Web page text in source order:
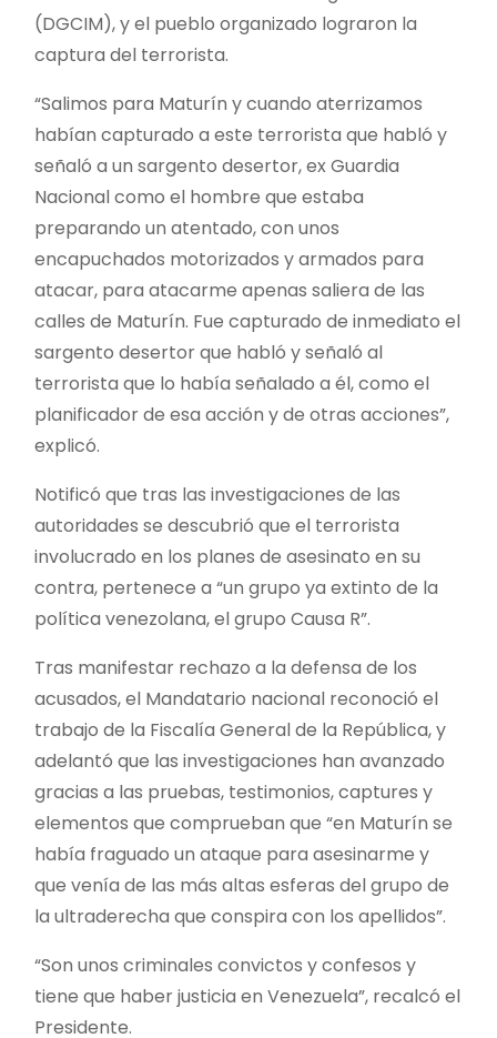
(DGCIM), y el pueblo organizado lograron la
captura del terrorista.
“Salimos para Maturín y cuando aterrizamos
habían capturado a este terrorista que habló y
señaló a un sargento desertor, ex Guardia
Nacional como el hombre que estaba
preparando un atentado, con unos
encapuchados motorizados y armados para
atacar, para atacarme apenas saliera de las
calles de Maturín. Fue capturado de inmediato el
sargento desertor que habló y señaló al
terrorista que lo había señalado a él, como el
planificador de esa acción y de otras acciones”,
explicó.
Notificó que tras las investigaciones de las
autoridades se descubrió que el terrorista
involucrado en los planes de asesinato en su
contra, pertenece a “un grupo ya extinto de la
política venezolana, el grupo Causa R”.
Tras manifestar rechazo a la defensa de los
acusados, el Mandatario nacional reconoció el
trabajo de la Fiscalía General de la República, y
adelantó que las investigaciones han avanzado
gracias a las pruebas, testimonios, captures y
elementos que comprueban que “en Maturín se
había fraguado un ataque para asesinarme y
que venía de las más altas esferas del grupo de
la ultraderecha que conspira con los apellidos”.
“Son unos criminales convictos y confesos y
tiene que haber justicia en Venezuela”, recalcó el
Presidente.